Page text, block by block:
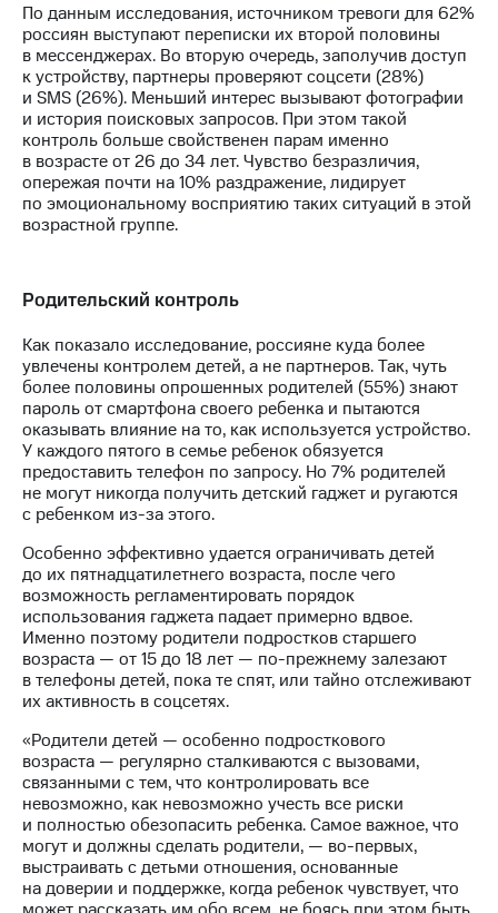
По данным исследования, источником тревоги для 62%
россиян выступают переписки их второй половины
в мессенджерах. Во вторую очередь, заполучив доступ
к устройству, партнеры проверяют соцсети (28%)
и SMS (26%). Меньший интерес вызывают фотографии
и история поисковых запросов. При этом такой
контроль больше свойственен парам именно
в возрасте от 26 до 34 лет. Чувство безразличия,
опережая почти на 10% раздражение, лидирует
по эмоциональному восприятию таких ситуаций в этой
возрастной группе.
Родительский контроль
Как показало исследование, россияне куда более
увлечены контролем детей, а не партнеров. Так, чуть
более половины опрошенных родителей (55%) знают
пароль от смартфона своего ребенка и пытаются
оказывать влияние на то, как используется устройство.
У каждого пятого в семье ребенок обязуется
предоставить телефон по запросу. Но 7% родителей
не могут никогда получить детский гаджет и ругаются
с ребенком из-за этого.
Особенно эффективно удается ограничивать детей
до их пятнадцатилетнего возраста, после чего
возможность регламентировать порядок
использования гаджета падает примерно вдвое.
Именно поэтому родители подростков старшего
возраста — от 15 до 18 лет — по-прежнему залезают
в телефоны детей, пока те спят, или тайно отслеживают
их активность в соцсетях.
«Родители детей — особенно подросткового
возраста — регулярно сталкиваются с вызовами,
связанными с тем, что контролировать все
невозможно, как невозможно учесть все риски
и полностью обезопасить ребенка. Самое важное, что
могут и должны сделать родители, — во-первых,
выстраивать с детьми отношения, основанные
на доверии и поддержке, когда ребенок чувствует, что